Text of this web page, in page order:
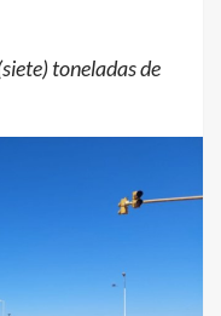
toneladas de